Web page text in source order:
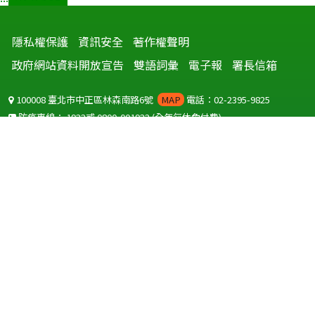
隱私權保護 資訊安全 著作權聲明
政府網站資料開放宣告
雙語詞彙 電子報 署長信箱
100008 臺北市中正區林森南路6號 MAP 電話：02-2395-9825
防疫專線：1922或0800-001922(全年無休免付費)